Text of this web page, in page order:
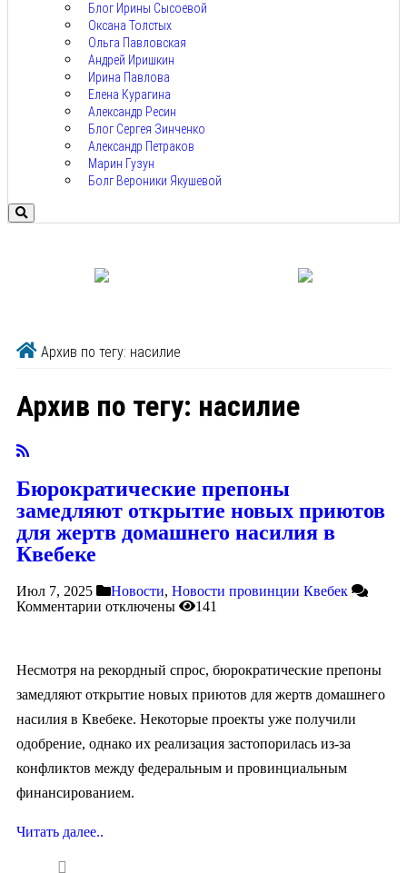
Блог Ирины Сысоевой
Оксана Толстых
Ольга Павловская
Андрей Иришкин
Ирина Павлова
Елена Курагина
Александр Ресин
Блог Сергея Зинченко
Александр Петраков
Марин Гузун
Болг Вероники Якушевой
Архив по тегу: насилие
Архив по тегу: насилие
Бюрократические препоны
замедляют открытие новых приютов
для жертв домашнего насилия в
Квебеке
Июл 7, 2025 Новости, Новости провинции Квебек
Комментарии отключены 141
Несмотря на рекордный спрос, бюрократические препоны
замедляют открытие новых приютов для жертв домашнего
насилия в Квебеке. Некоторые проекты уже получили
одобрение, однако их реализация застопорилась из-за
конфликтов между федеральным и провинциальным
финансированием.
Читать далее..